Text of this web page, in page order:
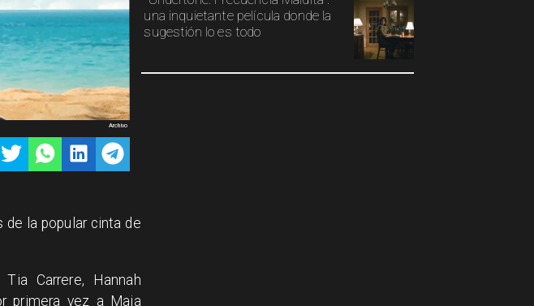
Archivo
una inquietante película donde la
sugestión lo es todo
de la popular cinta de
Carrere, Hannah
primera vez a Maia